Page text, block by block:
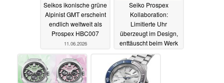
Seikos ikonische grüne
Alpinist GMT erscheint
endlich weltweit als
Prospex HBC007
11.06.2026
Seiko Prospex
Kollaboration:
Limitierte Uhr
überzeugt im Design,
enttäuscht beim Werk
05.06.2026